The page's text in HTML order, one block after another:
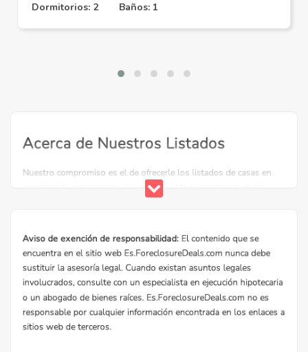
Dormitorios: 2
Baños: 1